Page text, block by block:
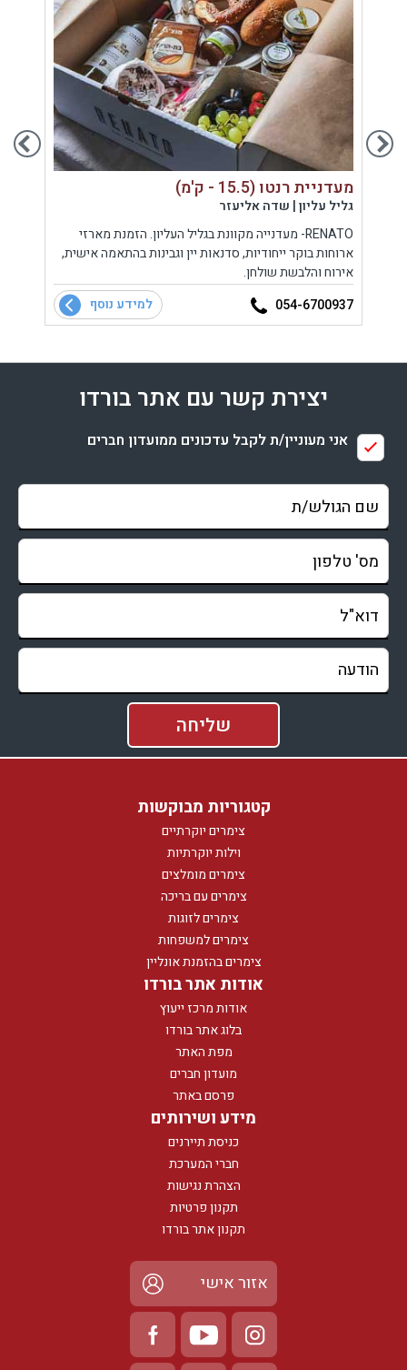
מעדניית רנטו (15.5 - ק'מ)
גליל עליון | שדה אליעזר
RENATO- מעדנייה מקוונת בגליל העליון. הזמנת מארזי
ארוחות בוקר ייחודיות, סדנאות יין וגבינות בהתאמה אישית,
אירוח והלבשת שולחן.
054-6700937
למידע נוסף
יצירת קשר עם אתר בורדו
אני מעוניין/ת לקבל עדכונים ממועדון חברים
קטגוריות מבוקשות
צימרים יוקרתיים
וילות יוקרתיות
צימרים מומלצים
צימרים עם בריכה
צימרים לזוגות
צימרים למשפחות
צימרים בהזמנת אונליין
אודות אתר בורדו
אודות מרכז ייעוץ
בלוג אתר בורדו
מפת האתר
מועדון חברים
פרסם באתר
מידע ושירותים
כניסת תיירנים
חברי המערכת
הצהרת נגישות
תקנון פרטיות
תקנון אתר בורדו
אזור אישי